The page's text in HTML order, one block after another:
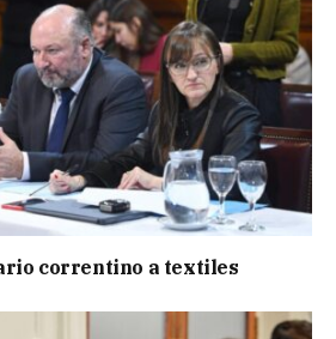
correntino a textiles